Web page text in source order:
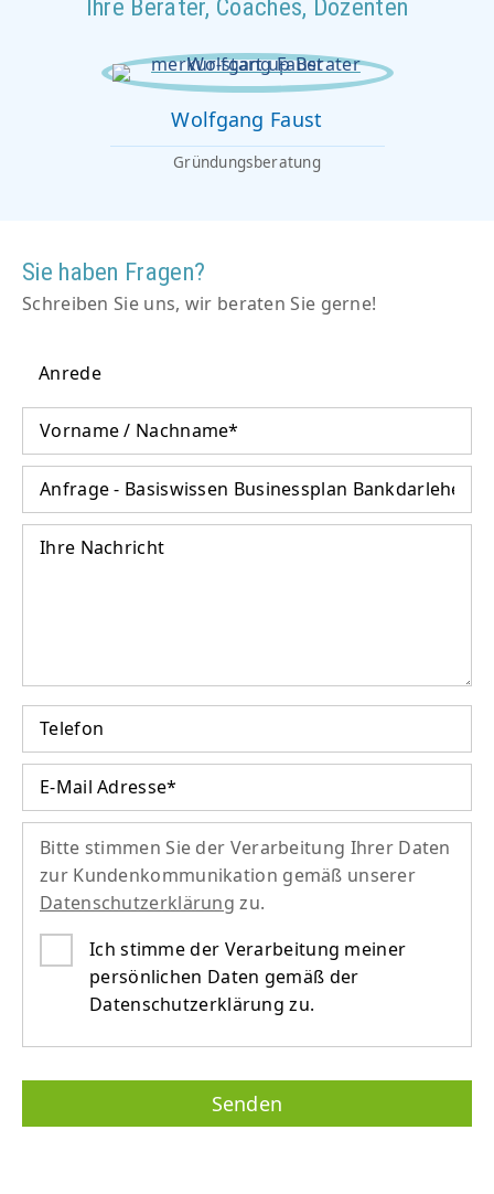
Ihre Berater, Coaches, Dozenten
Wolfgang Faust
Gründungsberatung
Sie haben Fragen?
Schreiben Sie uns, wir beraten Sie gerne!
Bitte stimmen Sie der Verarbeitung Ihrer Daten
zur Kunden­kommunikation gemäß unserer
Datenschutzerklärung zu.
Ich stimme der Verarbeitung meiner
persönlichen Daten gemäß der
Datenschutzerklärung zu.